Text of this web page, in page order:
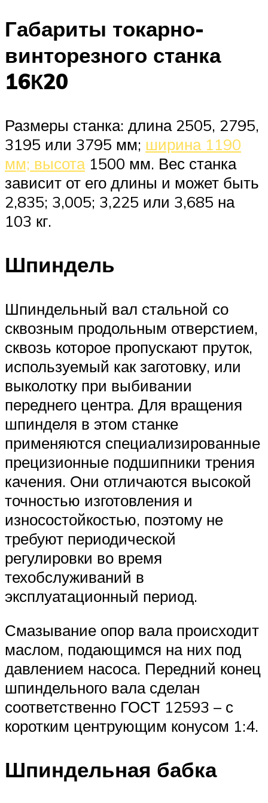
Габариты токарно-
винторезного станка
16К20
Размеры станка: длина 2505, 2795,
3195 или 3795 мм; ширина 1190
мм; высота1500 мм. Вес станка
зависит от его длины и может быть
2,835; 3,005; 3,225 или 3,685 на
103 кг.
Шпиндель
Шпиндельный вал стальной со
сквозным продольным отверстием,
сквозь которое пропускают пруток,
используемый как заготовку, или
выколотку при выбивании
переднего центра. Для вращения
шпинделя в этом станке
применяются специализированные
прецизионные подшипники трения
качения. Они отличаются высокой
точностью изготовления и
износостойкостью, поэтому не
требуют периодической
регулировки во время
техобслуживаний в
эксплуатационный период.
Смазывание опор вала происходит
маслом, подающимся на них под
давлением насоса. Передний конец
шпиндельного вала сделан
соответственно ГОСТ 12593 – с
коротким центрующим конусом 1:4.
Шпиндельная бабка